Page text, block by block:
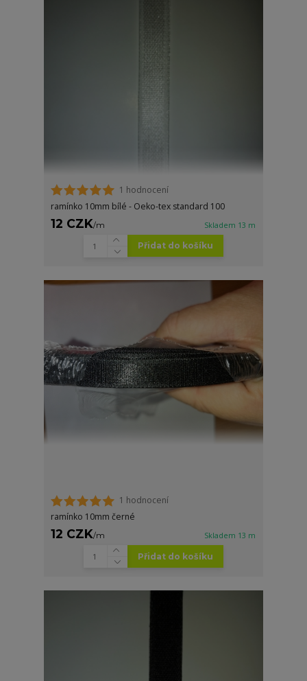
1 hodnocení
ramínko 10mm bílé - Oeko-tex standard 100
12 CZK/m Skladem 13 m
Přidat do košíku
1 hodnocení
ramínko 10mm černé
12 CZK/m Skladem 13 m
Přidat do košíku